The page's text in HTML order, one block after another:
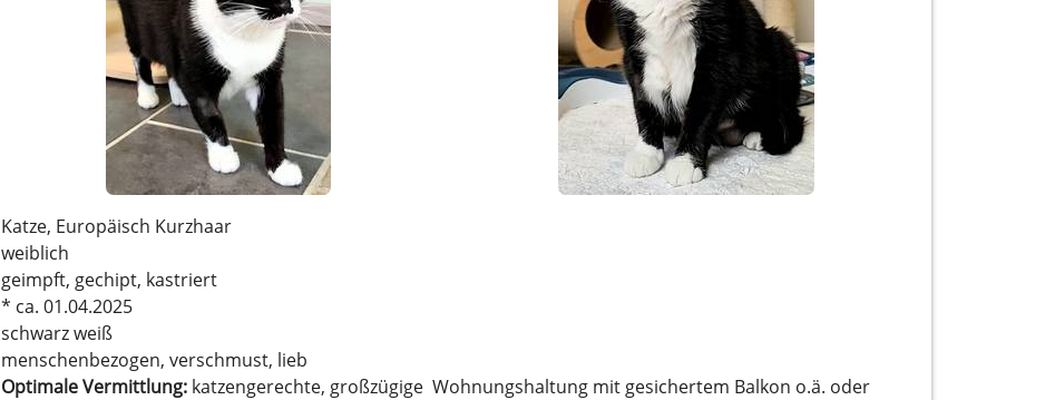
Katze, Europäisch Kurzhaar
weiblich
geimpft, gechipt, kastriert
* ca. 01.04.2025
schwarz weiß
menschenbezogen, verschmust, lieb
Optimale Vermittlung: katzengerechte, großzügige Wohnungshaltung mit gesichertem Balkon o.ä. oder